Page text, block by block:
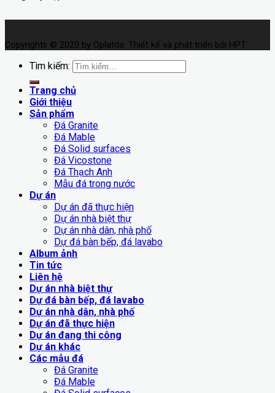
Copyrights © 2020 by Oplatda. Thiết kế và phát triển bởi HPT
Tìm kiếm:
Trang chủ
Giới thiệu
Sản phẩm
Đá Granite
Đá Mable
Đá Solid surfaces
Đá Vicostone
Đá Thạch Anh
Mẫu đá trong nước
Dự án
Dự án đã thực hiện
Dự án nhà biệt thự
Dự án nhà dân, nhà phố
Dự đá bàn bếp, đá lavabo
Album ảnh
Tin tức
Liên hệ
Dự án nhà biệt thự
Dự đá bàn bếp, đá lavabo
Dự án nhà dân, nhà phố
Dự án đã thực hiện
Dự án đang thi công
Dự án khác
Các mẫu đá
Đá Granite
Đá Mable